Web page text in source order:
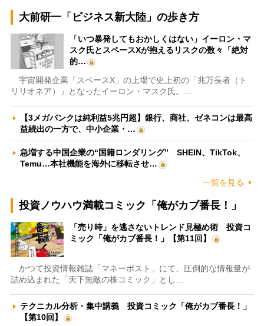
大前研一「ビジネス新大陸」の歩き方
「いつ暴発してもおかしくはない」イーロン・マ
スク氏とスペースXが抱えるリスクの数々「絶対
的…
宇宙開発企業「スペースX」の上場で史上初の「兆万長者（ト
リリオネア）」となったイーロン・マスク氏。…
【3メガバンクは純利益5兆円超】銀行、商社、ゼネコンは最高
益続出の一方で、中小企業・…
急増する中国企業の“国籍ロンダリング” SHEIN、TikTok、
Temu…本社機能を海外に移転させ…
一覧を見る
投資ノウハウ満載コミック「俺がカブ番長！」
「売り時」を逃さないトレンド見極め術 投資コ
ミック「俺がカブ番長！」【第11回】
かつて投資情報雑誌「マネーポスト」にて、圧倒的な情報量が
詰め込まれた「天下無敵の株コミック」とし…
テクニカル分析・集中講義 投資コミック「俺がカブ番長！」
【第10回】